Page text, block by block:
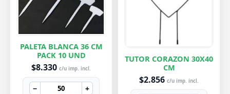
PALETA BLANCA 36 CM
PACK 10 UND
$8.330 c/u imp. incl.
− +
TUTOR CORAZON 30X40
CM
$2.856 c/u imp. incl.